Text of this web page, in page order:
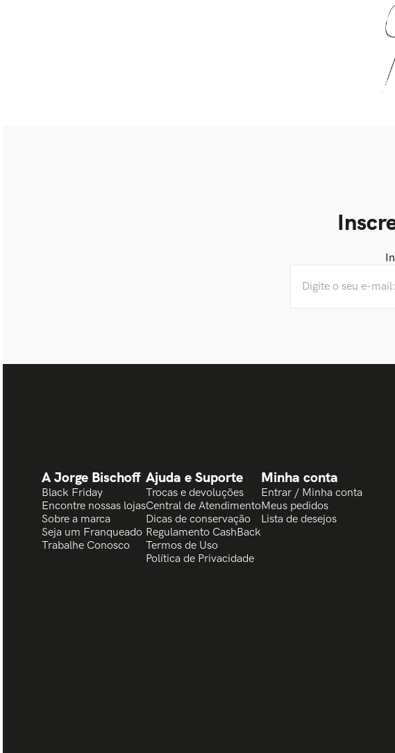
A Jorge Bischoff
Black Friday
Encontre nossas lojas
Sobre a marca
Seja um Franqueado
Trabalhe Conosco
Ajuda e Suporte
Trocas e devoluções
Central de Atendimento
Dicas de conservação
Regulamento CashBack
Termos de Uso
Política de Privacidade
Minha conta
Entrar / Minha conta
Meus pedidos
Lista de desejos